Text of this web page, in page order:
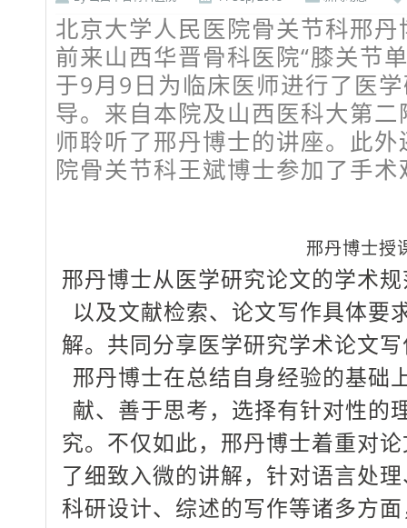
北京大学人民医院骨关节科邢
前来山西华晋骨科医院“膝关节
于9月9日为临床医师进行了医
导。来自本院及山西医科大第
师聆听了邢丹博士的讲座。此
院骨关节科王斌博士参加了手
邢丹博士授
邢丹博士从医学研究论文的学术
以及文献检索、论文写作具体要
解。共同分享医学研究学术论文
邢丹博士在总结自身经验的基础
献、善于思考，选择有针对性的
究。不仅如此，邢丹博士着重对
了细致入微的讲解，针对语言处
科研设计、综述的写作等诸多方